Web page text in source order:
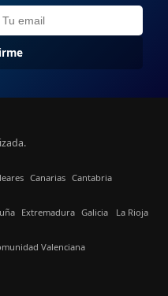
Canarias Cantabria
Extremadura Galicia La Rioja
Valenciana